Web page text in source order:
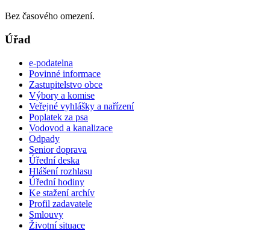
Bez časového omezení.
Úřad
e-podatelna
Povinné informace
Zastupitelstvo obce
Výbory a komise
Veřejné vyhlášky a nařízení
Poplatek za psa
Vodovod a kanalizace
Odpady
Senior doprava
Úřední deska
Hlášení rozhlasu
Úřední hodiny
Ke stažení archív
Profil zadavatele
Smlouvy
Životní situace